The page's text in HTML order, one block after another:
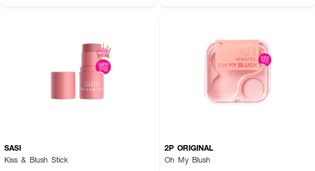
SASI
Kiss & Blush Stick
2P ORIGINAL
Oh My Blush